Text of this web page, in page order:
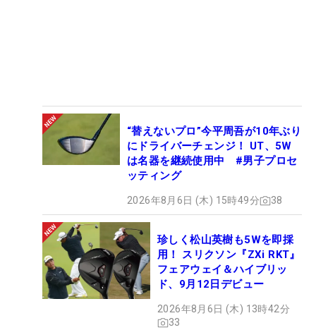
“替えないプロ”今平周吾が10年ぶり
にドライバーチェンジ！ UT、5W
は名器を継続使用中 #男子プロセ
ッティング
2026年8月6日 (木) 15時49分 38
珍しく松山英樹も5Wを即採
用！ スリクソン『ZXi RKT』
フェアウェイ＆ハイブリッ
ド、9月12日デビュー
2026年8月6日 (木) 13時42分
33